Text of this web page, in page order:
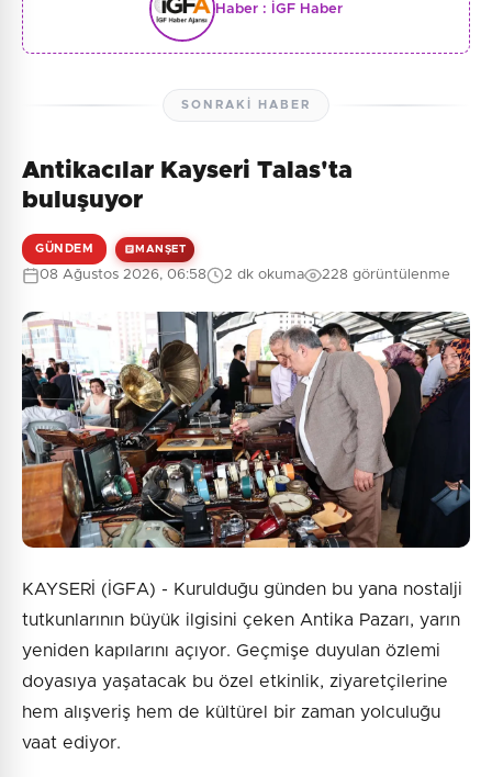
Haber : İGF Haber
SONRAKI HABER
Antikacılar Kayseri Talas'ta
buluşuyor
GÜNDEM MANŞET
08 Ağustos 2026, 06:58 2 dk okuma 228 görüntülenme
KAYSERİ (İGFA) - Kurulduğu günden bu yana nostalji
tutkunlarının büyük ilgisini çeken Antika Pazarı, yarın
yeniden kapılarını açıyor. Geçmişe duyulan özlemi
doyasıya yaşatacak bu özel etkinlik, ziyaretçilerine
hem alışveriş hem de kültürel bir zaman yolculuğu
vaat ediyor.